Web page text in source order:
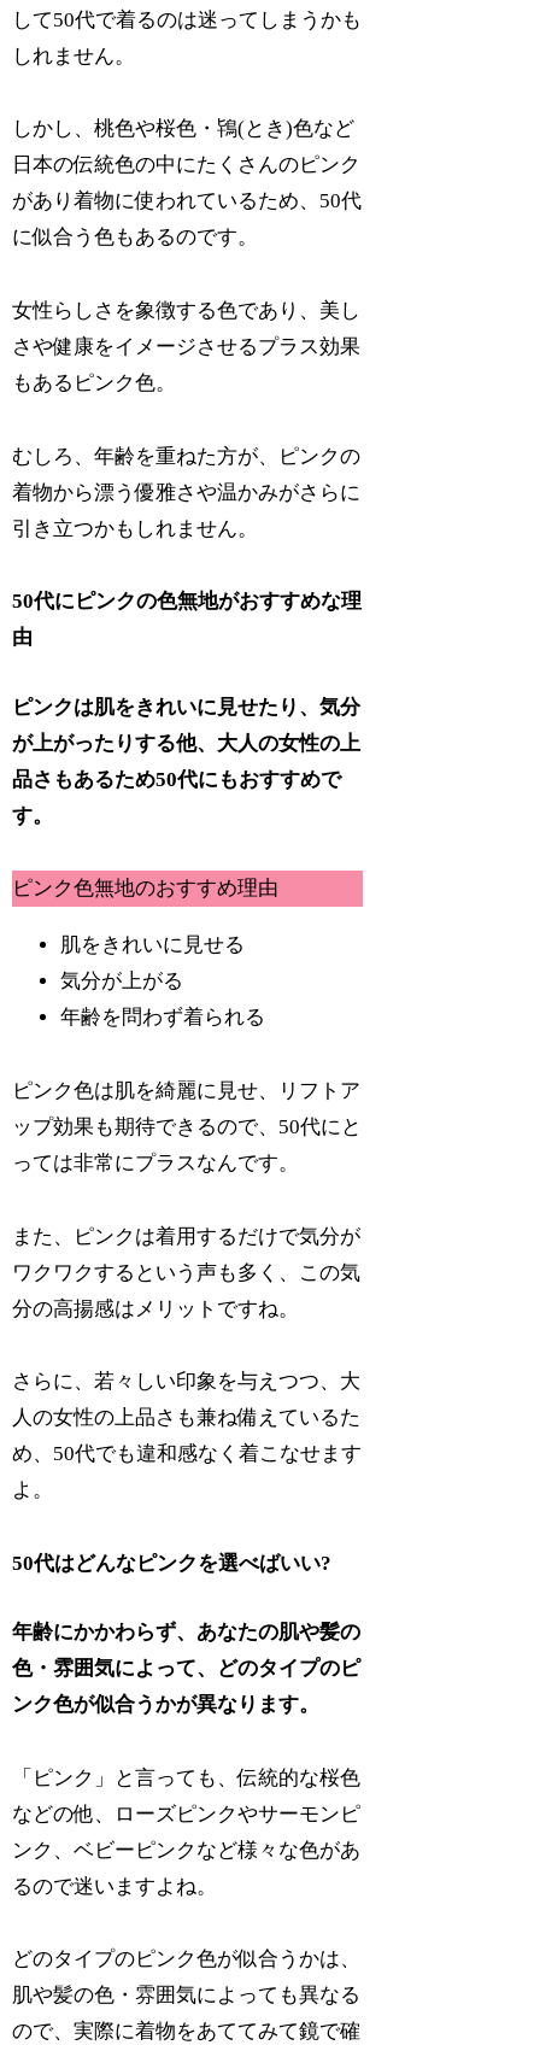
して50代で着るのは迷ってしまうかも
しれません。
しかし、桃色や桜色・鴇(とき)色など
日本の伝統色の中にたくさんのピンク
があり着物に使われているため、50代
に似合う色もあるのです。
女性らしさを象徴する色であり、美し
さや健康をイメージさせるプラス効果
もあるピンク色。
むしろ、年齢を重ねた方が、ピンクの
着物から漂う優雅さや温かみがさらに
引き立つかもしれません。
50代にピンクの色無地がおすすめな理
由
ピンクは肌をきれいに見せたり、気分
が上がったりする他、大人の女性の上
品さもあるため50代にもおすすめで
す。
ピンク色無地のおすすめ理由
肌をきれいに見せる
気分が上がる
年齢を問わず着られる
ピンク色は肌を綺麗に見せ、リフトア
ップ効果も期待できるので、50代にと
っては非常にプラスなんです。
また、ピンクは着用するだけで気分が
ワクワクするという声も多く、この気
分の高揚感はメリットですね。
さらに、若々しい印象を与えつつ、大
人の女性の上品さも兼ね備えているた
め、50代でも違和感なく着こなせます
よ。
50代はどんなピンクを選べばいい?
年齢にかかわらず、あなたの肌や髪の
色・雰囲気によって、どのタイプのピ
ンク色が似合うかが異なります。
「ピンク」と言っても、伝統的な桜色
などの他、ローズピンクやサーモンピ
ンク、ベビーピンクなど様々な色があ
るので迷いますよね。
どのタイプのピンク色が似合うかは、
肌や髪の色・雰囲気によっても異なる
ので、実際に着物をあててみて鏡で確